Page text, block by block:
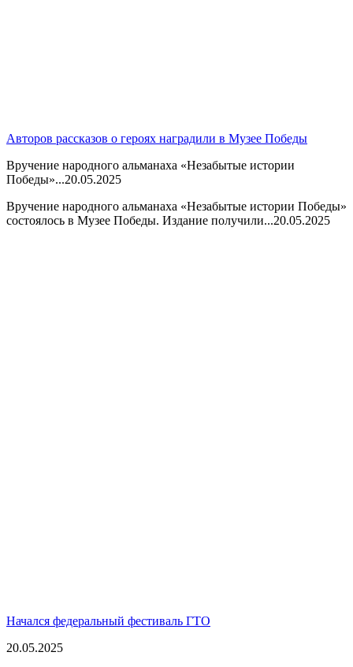
Авторов рассказов о героях наградили в Музее Победы
Вручение народного альманаха «Незабытые истории
Победы»...20.05.2025
Вручение народного альманаха «Незабытые истории Победы»
состоялось в Музее Победы. Издание получили...20.05.2025
Начался федеральный фестиваль ГТО
20.05.2025